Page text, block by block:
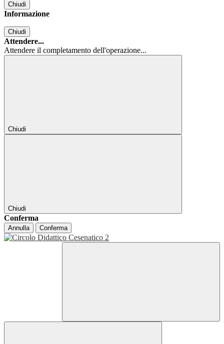
Chiudi
Informazione
Chiudi
Attendere...
Attendere il completamento dell'operazione...
Chiudi
Chiudi
Conferma
Annulla Conferma